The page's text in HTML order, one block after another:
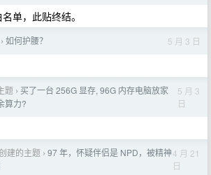
单，此贴终结。
› 如何护腰？ 5 月 3 日
题 › 买了一台 256G 显存, 96G 内存电脑放家
算力?
5 月 3
日
建的主题 › 97 年，怀疑伴侣是 NPD，被精神4 月 21
日